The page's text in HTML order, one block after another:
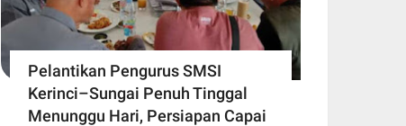
Pelantikan Pengurus SMSI
Kerinci–Sungai Penuh Tinggal
Menunggu Hari, Persiapan Capai